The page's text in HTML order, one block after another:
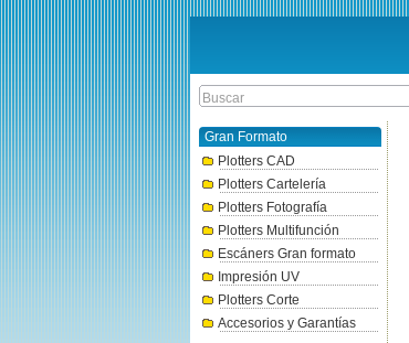
Gran Formato
Plotters CAD
Plotters Cartelería
Plotters Fotografía
Plotters Multifunción
Escáners Gran formato
Impresión UV
Plotters Corte
Accesorios y Garantías